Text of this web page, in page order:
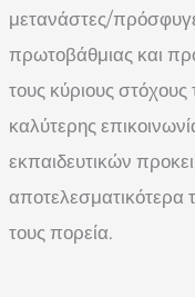
μετανάστες/
πρωτοβάθμιας και
τους κύριους στόχους
καλύτερης
εκπαιδευτικών
αποτελεσματικότερα
τους πορεία.